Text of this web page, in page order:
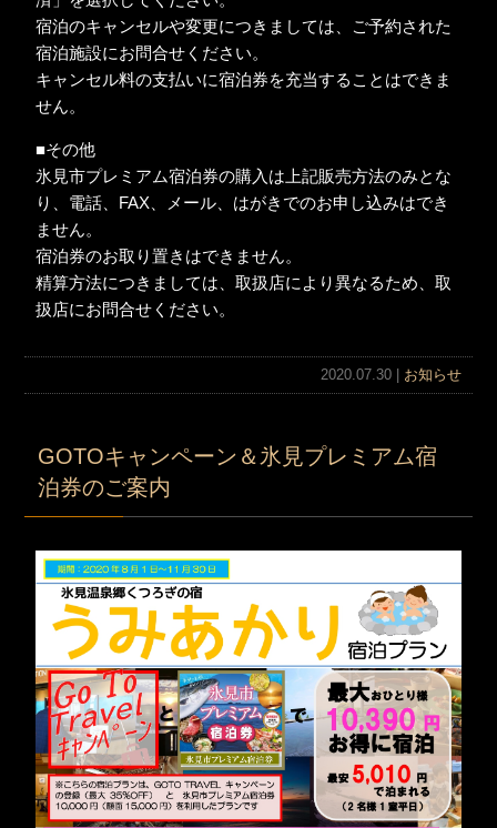
宿泊のキャンセルや変更につきましては、ご予約された
宿泊施設にお問合せください。
キャンセル料の支払いに宿泊券を充当することはできま
せん。
■その他
氷見市プレミアム宿泊券の購入は上記販売方法のみとな
り、電話、FAX、メール、はがきでのお申し込みはでき
ません。
宿泊券のお取り置きはできません。
精算方法につきましては、取扱店により異なるため、取
扱店にお問合せください。
2020.07.30 | お知らせ
GOTOキャンペーン＆氷見プレミアム宿
泊券のご案内